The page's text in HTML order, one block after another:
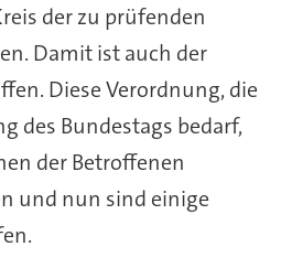
der zu prüfenden
Damit ist auch der
Diese Verordnung, die
des Bundestags bedarf,
der Betroffenen
und nun sind einige